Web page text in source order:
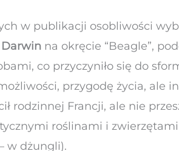
w publikacji osobliwości
Darwin na okręcie “Beagle”,
co przyczyniło się do
przygodę życia, ale
rodzinnej Francji, ale nie
roślinami i
w dżungli).